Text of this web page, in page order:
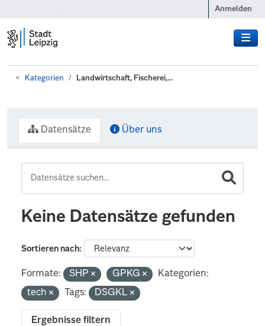
Anmelden
Kategorien Landwirtschaft, Fischerei,...
Datensätze Über uns
Keine Datensätze gefunden
Sortieren nach
Formate: SHP GPKG
Kategorien:
tech
Tags: DSGKL
Ergebnisse filtern